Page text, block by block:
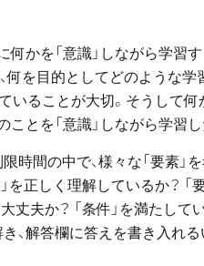
何かを「意識」しながら学習
何を目的としてどのような学
いることが大切。そうして
とを「意識」しながら学習し
間の中で、様々な「要素」
を正しく理解しているか？
大丈夫か？ 「条件」を満たし
、解答欄に答えを書き入れ